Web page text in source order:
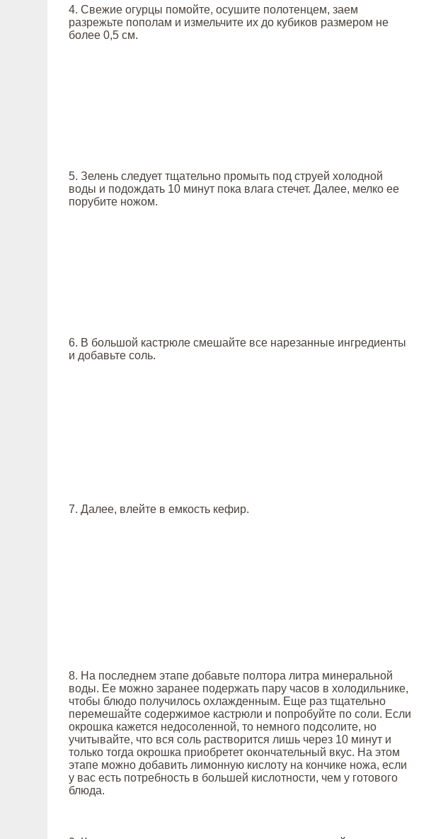
4. Свежие огурцы помойте, осушите полотенцем, заем
разрежьте пополам и измельчите их до кубиков размером не
более 0,5 см.
5. Зелень следует тщательно промыть под струей холодной
воды и подождать 10 минут пока влага стечет. Далее, мелко ее
порубите ножом.
6. В большой кастрюле смешайте все нарезанные ингредиенты
и добавьте соль.
7. Далее, влейте в емкость кефир.
8. На последнем этапе добавьте полтора литра минеральной
воды. Ее можно заранее подержать пару часов в холодильнике,
чтобы блюдо получилось охлажденным. Еще раз тщательно
перемешайте содержимое кастрюли и попробуйте по соли. Если
окрошка кажется недосоленной, то немного подсолите, но
учитывайте, что вся соль растворится лишь через 10 минут и
только тогда окрошка приобретет окончательный вкус. На этом
этапе можно добавить лимонную кислоту на кончике ножа, если
у вас есть потребность в большей кислотности, чем у готового
блюда.